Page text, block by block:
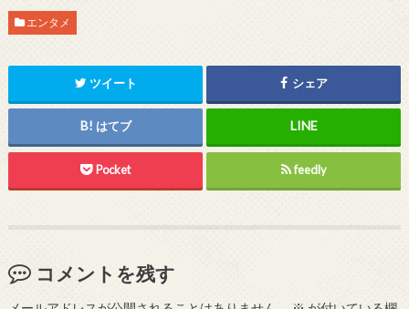
エンタメ
ツイート シェア
はてブ
Pocket feedly
コメントを残す